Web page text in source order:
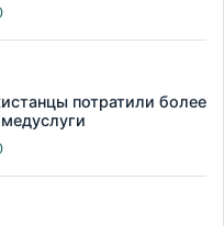
потратили более